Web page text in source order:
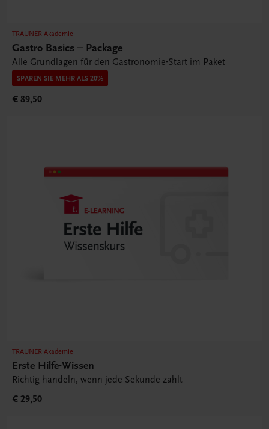
TRAUNER Akademie
Gastro Basics – Package
Alle Grundlagen für den Gastronomie-Start im Paket
SPAREN SIE MEHR ALS 20%
€ 89,50
TRAUNER Akademie
Erste Hilfe-Wissen
Richtig handeln, wenn jede Sekunde zählt
€ 29,50